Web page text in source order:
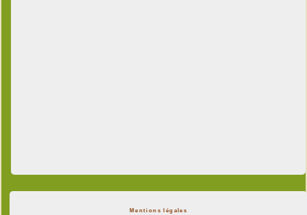
Mentions légales